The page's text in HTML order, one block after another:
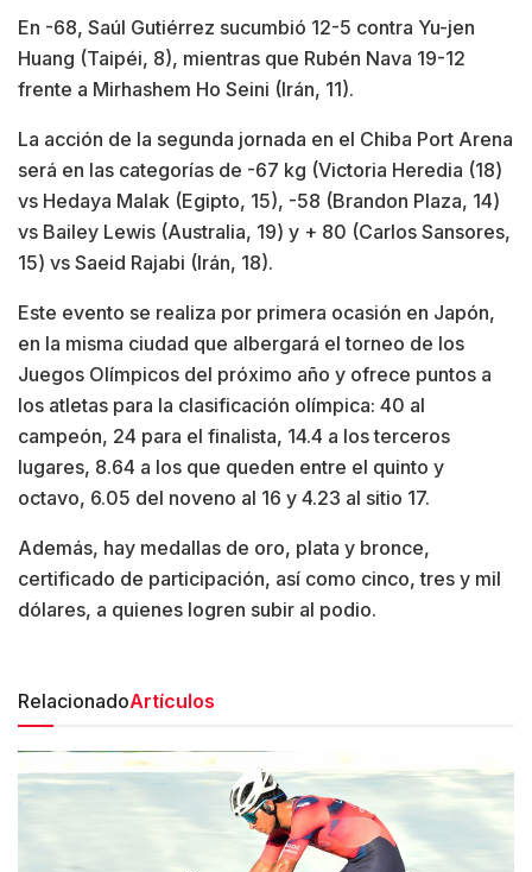
En -68, Saúl Gutiérrez sucumbió 12-5 contra Yu-jen
Huang (Taipéi, 8), mientras que Rubén Nava 19-12
frente a Mirhashem Ho Seini (Irán, 11).
La acción de la segunda jornada en el Chiba Port Arena
será en las categorías de -67 kg (Victoria Heredia (18)
vs Hedaya Malak (Egipto, 15), -58 (Brandon Plaza, 14)
vs Bailey Lewis (Australia, 19) y + 80 (Carlos Sansores,
15) vs Saeid Rajabi (Irán, 18).
Este evento se realiza por primera ocasión en Japón,
en la misma ciudad que albergará el torneo de los
Juegos Olímpicos del próximo año y ofrece puntos a
los atletas para la clasificación olímpica: 40 al
campeón, 24 para el finalista, 14.4 a los terceros
lugares, 8.64 a los que queden entre el quinto y
octavo, 6.05 del noveno al 16 y 4.23 al sitio 17.
Además, hay medallas de oro, plata y bronce,
certificado de participación, así como cinco, tres y mil
dólares, a quienes logren subir al podio.
RelacionadoArtículos